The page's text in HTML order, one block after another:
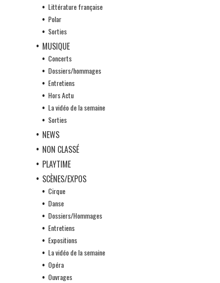
Littérature française
Polar
Sorties
MUSIQUE
Concerts
Dossiers/hommages
Entretiens
Hors Actu
La vidéo de la semaine
Sorties
NEWS
NON CLASSÉ
PLAYTIME
SCÈNES/EXPOS
Cirque
Danse
Dossiers/Hommages
Entretiens
Expositions
La vidéo de la semaine
Opéra
Ouvrages